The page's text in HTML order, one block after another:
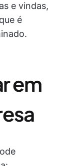
e vindas,
é
em